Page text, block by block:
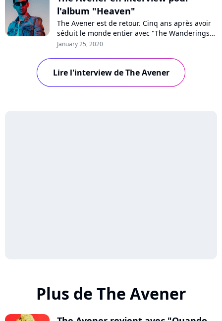
l'album "Heaven"
The Avener est de retour. Cinq ans après avoir
séduit le monde entier avec "The Wanderings
of the Avener", le DJ niçois compte bien faire
"Heaven". De son succès mondial à sa position
dans le monde de l'électro en passant par Lana
Del Rey ou Mylène Farmer, l'artiste...
January 25, 2020
Lire l'interview de The Avener
Plus de The Avener